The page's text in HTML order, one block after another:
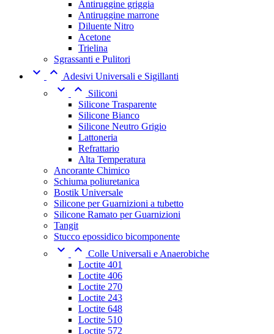
Antiruggine griggia
Antiruggine marrone
Diluente Nitro
Acetone
Trielina
Sgrassanti e Pulitori
  Adesivi Universali e Sigillanti
 
Siliconi
Silicone Trasparente
Silicone Bianco
Silicone Neutro Grigio
Lattoneria
Refrattario
Alta Temperatura
Ancorante Chimico
Schiuma poliuretanica
Bostik Universale
Silicone per Guarnizioni a tubetto
Silicone Ramato per Guarnizioni
Tangit
Stucco epossidico bicomponente
  Colle Universali e Anaerobiche
Loctite 401
Loctite 406
Loctite 270
Loctite 243
Loctite 648
Loctite 510
Loctite 572